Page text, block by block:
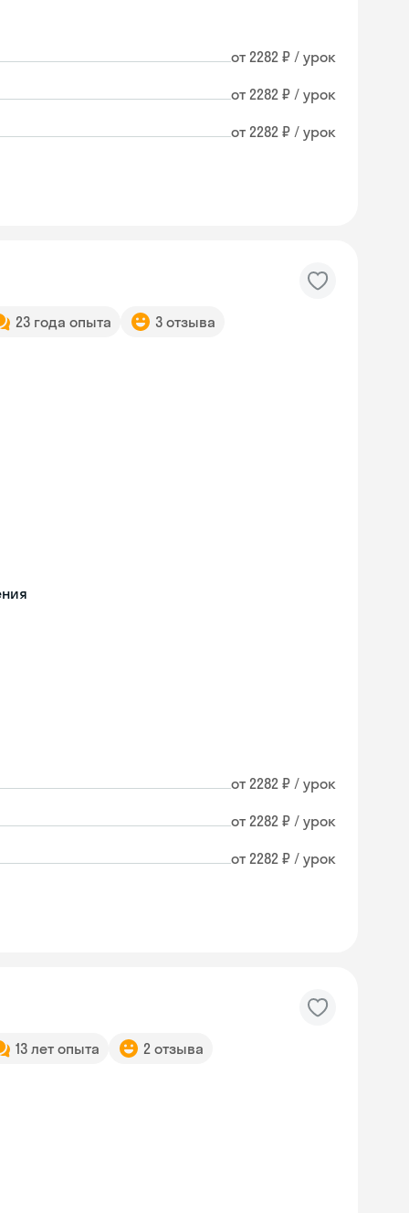
от 2282 ₽ / урок
от 2282 ₽ / урок
от 2282 ₽ / урок
23 года опыта 3 отзыва
от 2282 ₽ / урок
от 2282 ₽ / урок
от 2282 ₽ / урок
13 лет опыта 2 отзыва